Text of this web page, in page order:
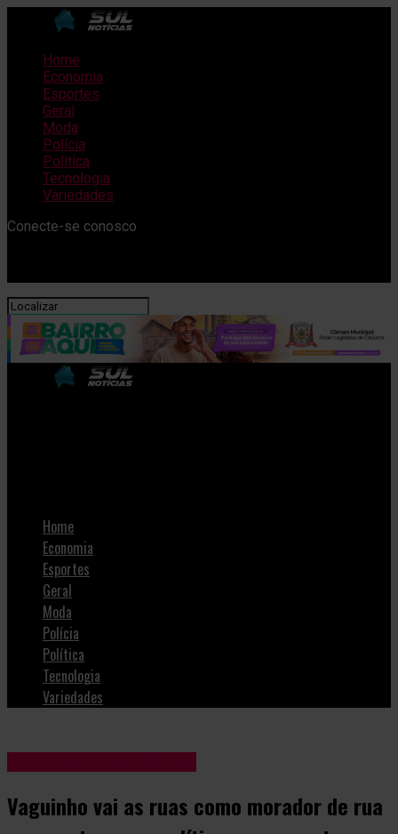
Home
Economia
Esportes
Geral
Moda
Polícia
Política
Tecnologia
Variedades
Conecte-se conosco
Home
Economia
Esportes
Geral
Moda
Polícia
Política
Tecnologia
Variedades
Vaguinho vai as ruas como morador de rua